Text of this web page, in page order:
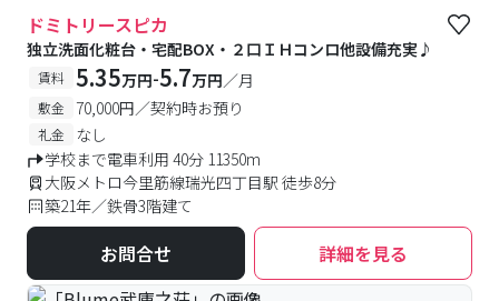
ドミトリースピカ
独立洗面化粧台・宅配BOX・２口ＩＨコンロ他設備充実♪
賃料 5.35万円-5.7万円／月
敷金 70,000円／契約時お預り
礼金
なし
学校まで電車利用 40分 11350m
大阪メトロ今里筋線瑞光四丁目駅 徒歩8分
築21年／鉄骨3階建て
お問合せ 詳細を見る